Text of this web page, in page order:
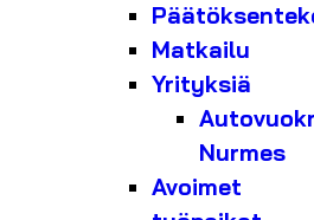
Matkailu
Yrityksiä
Nurmes
Avoimet